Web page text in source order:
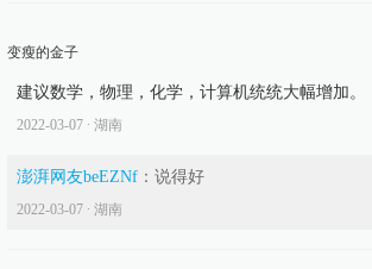
变瘦的金子
建议数学，物理，化学，计算机统统大幅增加。
2022-03-07 ∙ 湖南
澎湃网友beEZNf ： 说得好
2022-03-07 ∙ 湖南